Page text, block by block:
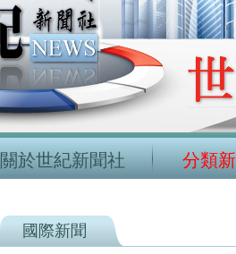
關於世紀新聞社 分類
國際新聞